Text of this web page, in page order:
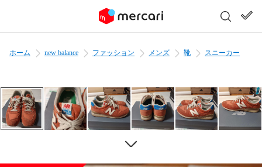
ホーム new balance ファッション メンズ 靴 スニーカー